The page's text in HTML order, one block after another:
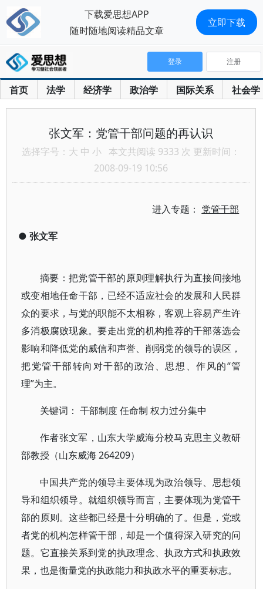
首页 法学 经济学 政治学 国际关系 社会学
登录 注册
张文军：党管干部问题的再认识
选择字号： 大 中 小 本文共阅读 9333 次 更新时间：
2008-09-19 10:56
进入专题： 党管干部
● 张文军
摘要：把党管干部的原则理解执行为直接间接地
或变相地任命干部，已经不适应社会的发展和人民群
众的要求，与党的职能不太相称，客观上容易产生许
多消极腐败现象。要走出党的机构推荐的干部落选会
影响和降低党的威信和声誉、削弱党的领导的误区，
把党管干部转向对干部的政治、思想、作风的“管
理”为主。
关键词： 干部制度 任命制 权力过分集中
作者张文军，山东大学威海分校马克思主义教研
部教授（山东威海 264209）
中国共产党的领导主要体现为政治领导、思想领
导和组织领导。就组织领导而言，主要体现为党管干
部的原则。这些都已经是十分明确的了。但是，党或
者党的机构怎样管干部，却是一个值得深入研究的问
题。它直接关系到党的执政理念、执政方式和执政效
果，也是衡量党的执政能力和执政水平的重要标志。
下载爱思想APP
随时随地阅读精品文章
立即下载